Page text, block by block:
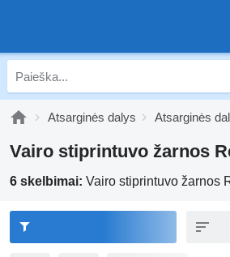
Atsarginės dalys Atsarginės
Vairo stiprintuvo žarnos
6 skelbimai: Vairo stiprintuvo žarnos